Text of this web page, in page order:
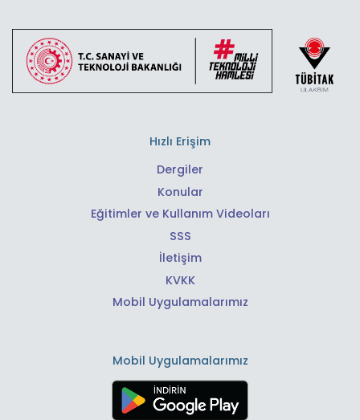
Hızlı Erişim
Dergiler
Konular
Eğitimler ve Kullanım Videoları
SSS
İletişim
KVKK
Mobil Uygulamalarımız
Mobil Uygulamalarımız